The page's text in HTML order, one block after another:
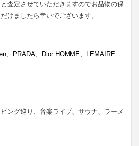
査定させていただきますのでお品物の保
けましたら幸いでございます。
、 PRADA、 Dior HOMME、 LEMAIRE
ング巡り、音楽ライブ、サウナ、ラーメ